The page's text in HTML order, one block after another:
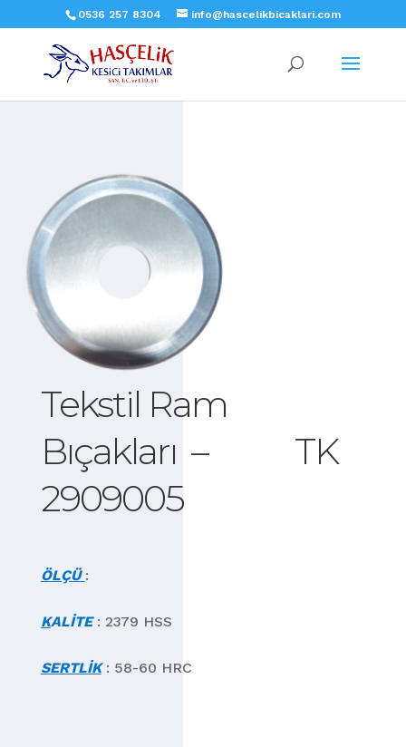
0536 257 8304 info@hascelikbicaklari.com
Tekstil Ram
Bıçakları – TK
2909005
ÖLÇÜ :
KALİTE : 2379 HSS
SERTLİK: 58-60 HRC